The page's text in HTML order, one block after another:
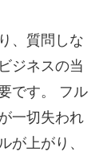
、質問しな
ジネスの当
です。 フル
一切失われ
が上がり、